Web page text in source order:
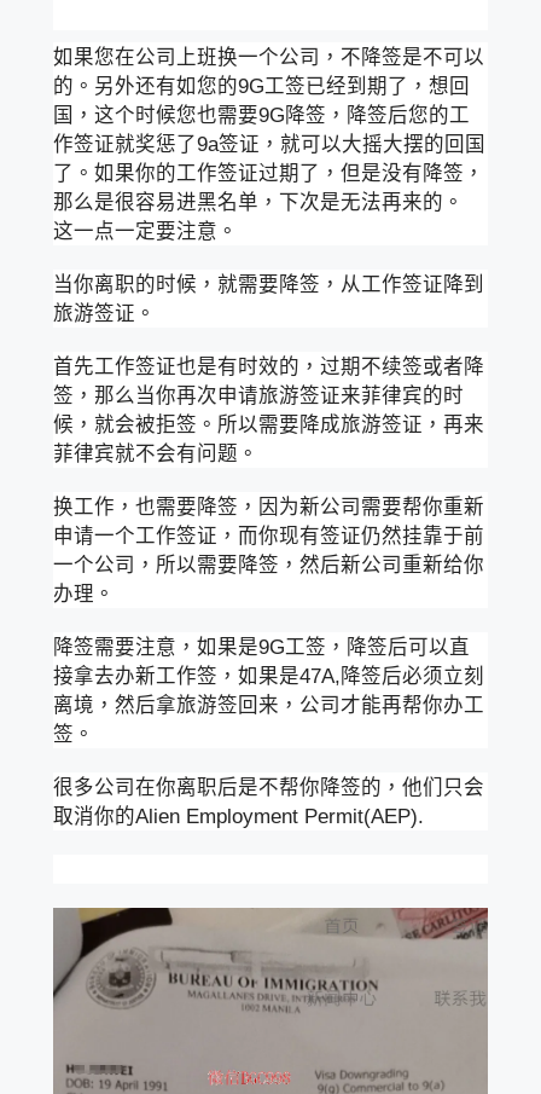
如果您在公司上班换一个公司，不降签是不可以
的。另外还有如您的9G工签已经到期了，想回
国，这个时候您也需要9G降签，降签后您的工
作签证就奖惩了9a签证，就可以大摇大摆的回国
了。如果你的工作签证过期了，但是没有降签，
那么是很容易进黑名单，下次是无法再来的。
这一点一定要注意。
当你离职的时候，就需要降签，从工作签证降到
旅游签证。
首先工作签证也是有时效的，过期不续签或者降
签，那么当你再次申请旅游签证来菲律宾的时
候，就会被拒签。所以需要降成旅游签证，再来
菲律宾就不会有问题。
换工作，也需要降签，因为新公司需要帮你重新
申请一个工作签证，而你现有签证仍然挂靠于前
一个公司，所以需要降签，然后新公司重新给你
办理。
降签需要注意，如果是9G工签，降签后可以直
接拿去办新工作签，如果是47A,降签后必须立刻
离境，然后拿旅游签回来，公司才能再帮你办工
签。
很多公司在你离职后是不帮你降签的，他们只会
取消你的Alien Employment Permit(AEP).